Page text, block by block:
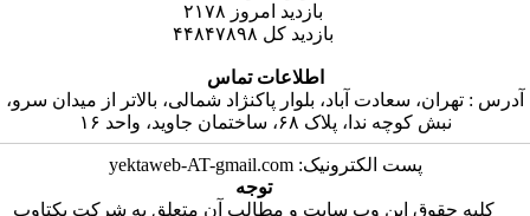
بازدید امروز۲۱۷۸
بازدید کل ۴۴۸۴۷۸۹۸
اطلاعات تماس
: تهران، سعادت آباد، بلوار پاکنژاد شمالی، بالاتر از میدان سرو،
نبش کوچه ندا، پلاک ۶۸، ساختمان جاوید، واحد ۱۶
پست الکترونیک: yektaweb-AT-gmail.com
توجه
کلیه حقوق این وب سایت و مطالب آن متعلق به شرکت یکتاوب